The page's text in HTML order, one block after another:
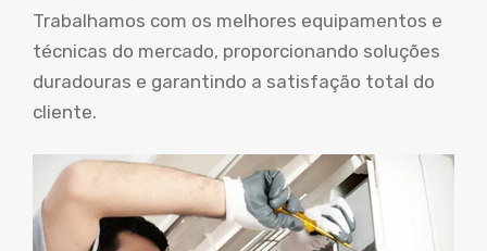
Trabalhamos com os melhores equipamentos e
técnicas do mercado, proporcionando soluções
duradouras e garantindo a satisfação total do
cliente.